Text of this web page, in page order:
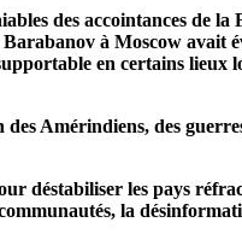
des accointances de
à Moscow avait
en certains lieux
Amérindiens, des
déstabiliser les pays
la